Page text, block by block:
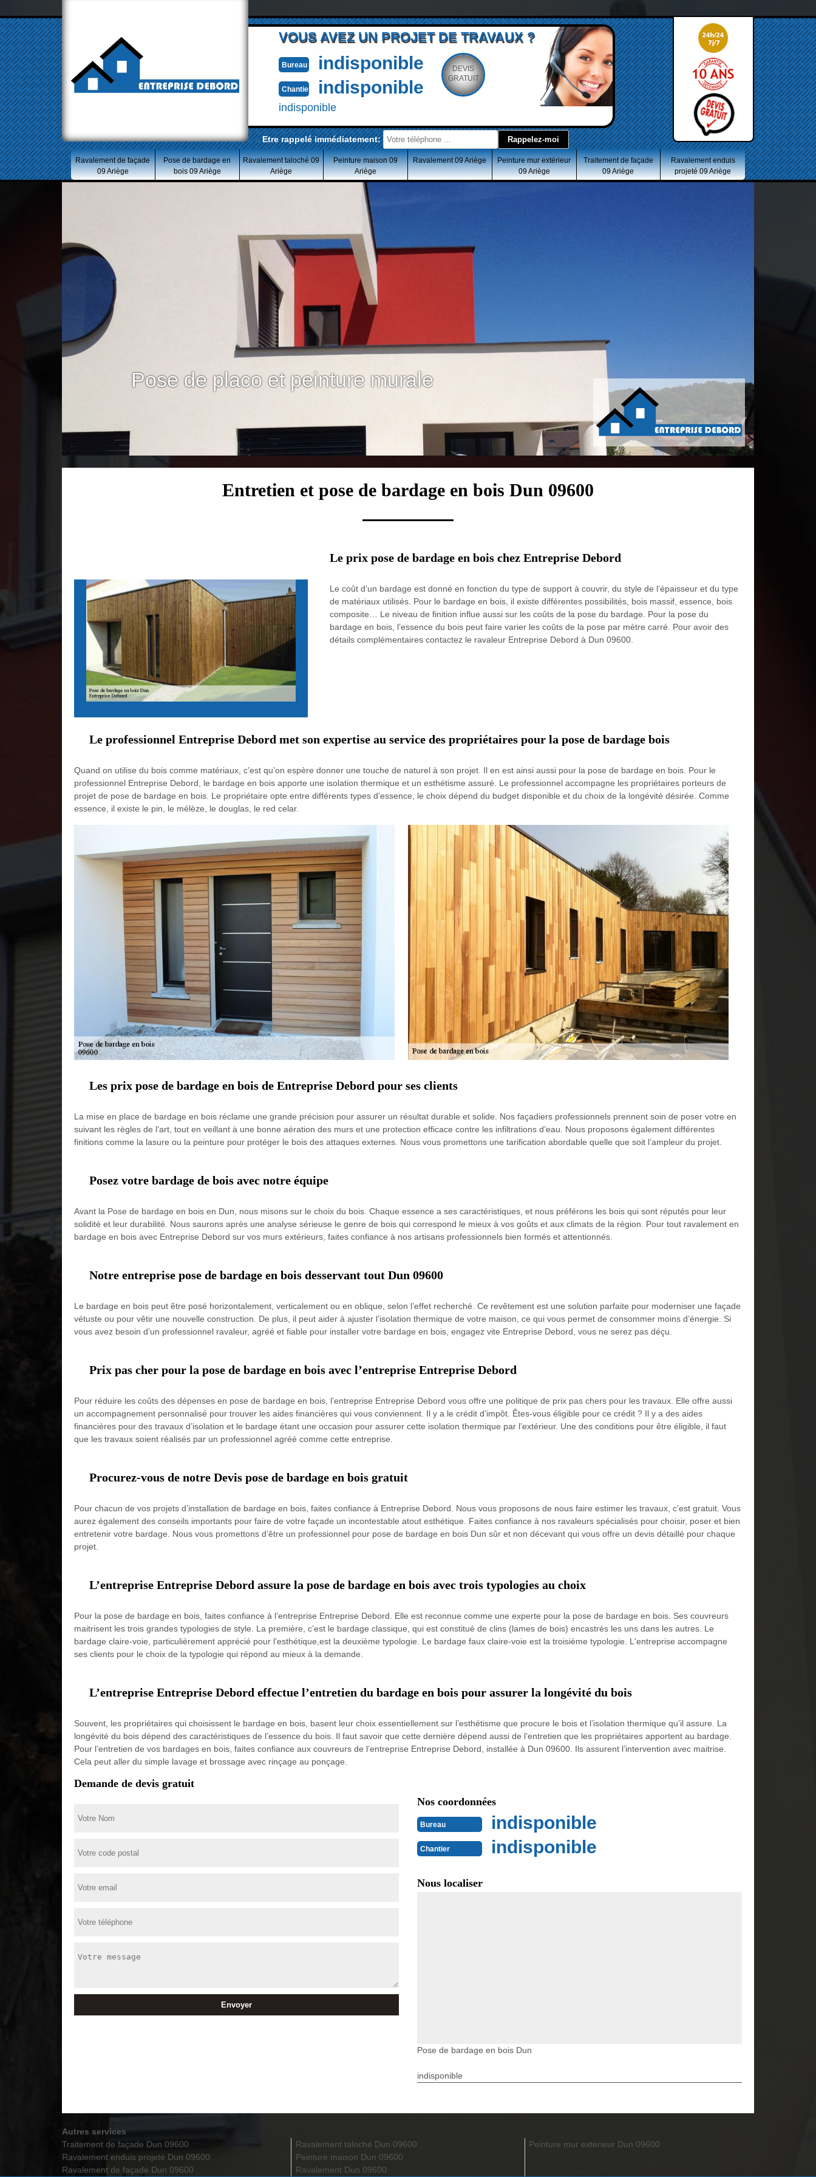
VOUS AVEZ UN PROJET DE TRAVAUX ?
Bureau indisponible
Chantier indisponible
indisponible
DEVIS
GRATUIT
Etre rappelé immédiatement:
Ravalement de façade
09 Ariège
Pose de bardage en
bois 09 Ariège
Ravalement taloché 09
Ariège
Peinture maison 09
Ariège
Ravalement 09 Ariège
Peinture mur extérieur
09 Ariège
Traitement de façade
09 Ariège
Ravalement enduis
projeté 09 Ariège
Pose de placo et peinture murale
Entretien et pose de bardage en bois Dun 09600
Le prix pose de bardage en bois chez Entreprise Debord
Le coût d’un bardage est donné en fonction du type de support à couvrir, du style de l’épaisseur et du type
de matériaux utilisés. Pour le bardage en bois, il existe différentes possibilités, bois massif, essence, bois
composite… Le niveau de finition influe aussi sur les coûts de la pose du bardage. Pour la pose du
bardage en bois, l’essence du bois peut faire varier les coûts de la pose par mètre carré. Pour avoir des
détails complémentaires contactez le ravaleur Entreprise Debord à Dun 09600.
Le professionnel Entreprise Debord met son expertise au service des propriétaires pour la pose de bardage bois
Quand on utilise du bois comme matériaux, c’est qu’on espère donner une touche de naturel à son projet. Il en est ainsi aussi pour la pose de bardage en bois. Pour le
professionnel Entreprise Debord, le bardage en bois apporte une isolation thermique et un esthétisme assuré. Le professionnel accompagne les propriétaires porteurs de
projet de pose de bardage en bois. Le propriétaire opte entre différents types d’essence, le choix dépend du budget disponible et du choix de la longévité désirée. Comme
essence, il existe le pin, le mélèze, le douglas, le red celar.
Les prix pose de bardage en bois de Entreprise Debord pour ses clients
La mise en place de bardage en bois réclame une grande précision pour assurer un résultat durable et solide. Nos façadiers professionnels prennent soin de poser votre en
suivant les règles de l’art, tout en veillant à une bonne aération des murs et une protection efficace contre les infiltrations d’eau. Nous proposons également différentes
finitions comme la lasure ou la peinture pour protéger le bois des attaques externes. Nous vous promettons une tarification abordable quelle que soit l’ampleur du projet.
Posez votre bardage de bois avec notre équipe
Avant la Pose de bardage en bois en Dun, nous misons sur le choix du bois. Chaque essence a ses caractéristiques, et nous préférons les bois qui sont réputés pour leur
solidité et leur durabilité. Nous saurons après une analyse sérieuse le genre de bois qui correspond le mieux à vos goûts et aux climats de la région. Pour tout ravalement en
bardage en bois avec Entreprise Debord sur vos murs extérieurs, faites confiance à nos artisans professionnels bien formés et attentionnés.
Notre entreprise pose de bardage en bois desservant tout Dun 09600
Le bardage en bois peut être posé horizontalement, verticalement ou en oblique, selon l’effet recherché. Ce revêtement est une solution parfaite pour moderniser une façade
vétuste ou pour vêtir une nouvelle construction. De plus, il peut aider à ajuster l’isolation thermique de votre maison, ce qui vous permet de consommer moins d’énergie. Si
vous avez besoin d’un professionnel ravaleur, agréé et fiable pour installer votre bardage en bois, engagez vite Entreprise Debord, vous ne serez pas déçu.
Prix pas cher pour la pose de bardage en bois avec l’entreprise Entreprise Debord
Pour réduire les coûts des dépenses en pose de bardage en bois, l’entreprise Entreprise Debord vous offre une politique de prix pas chers pour les travaux. Elle offre aussi
un accompagnement personnalisé pour trouver les aides financières qui vous conviennent. Il y a le crédit d’impôt. Êtes-vous éligible pour ce crédit ? Il y a des aides
financières pour des travaux d’isolation et le bardage étant une occasion pour assurer cette isolation thermique par l’extérieur. Une des conditions pour être éligible, il faut
que les travaux soient réalisés par un professionnel agréé comme cette entreprise.
Procurez-vous de notre Devis pose de bardage en bois gratuit
Pour chacun de vos projets d’installation de bardage en bois, faites confiance à Entreprise Debord. Nous vous proposons de nous faire estimer les travaux, c’est gratuit. Vous
aurez également des conseils importants pour faire de votre façade un incontestable atout esthétique. Faites confiance à nos ravaleurs spécialisés pour choisir, poser et bien
entretenir votre bardage. Nous vous promettons d’être un professionnel pour pose de bardage en bois Dun sûr et non décevant qui vous offre un devis détaillé pour chaque
projet.
L’entreprise Entreprise Debord assure la pose de bardage en bois avec trois typologies au choix
Pour la pose de bardage en bois, faites confiance à l’entreprise Entreprise Debord. Elle est reconnue comme une experte pour la pose de bardage en bois. Ses couvreurs
maitrisent les trois grandes typologies de style. La première, c’est le bardage classique, qui est constitué de clins (lames de bois) encastrés les uns dans les autres. Le
bardage claire-voie, particulièrement apprécié pour l’esthétique,est la deuxième typologie. Le bardage faux claire-voie est la troisième typologie. L'entreprise accompagne
ses clients pour le choix de la typologie qui répond au mieux à la demande.
L’entreprise Entreprise Debord effectue l’entretien du bardage en bois pour assurer la longévité du bois
Souvent, les propriétaires qui choisissent le bardage en bois, basent leur choix essentiellement sur l’esthétisme que procure le bois et l’isolation thermique qu’il assure. La
longévité du bois dépend des caractéristiques de l’essence du bois. Il faut savoir que cette dernière dépend aussi de l’entretien que les propriétaires apportent au bardage.
Pour l’entretien de vos bardages en bois, faites confiance aux couvreurs de l’entreprise Entreprise Debord, installée à Dun 09600. Ils assurent l’intervention avec maitrise.
Cela peut aller du simple lavage et brossage avec rinçage au ponçage.
Demande de devis gratuit
Nos coordonnées
Bureau indisponible
Chantier indisponible
Nous localiser
Pose de bardage en bois Dun
indisponible
Autres services
Traitement de façade Dun 09600
Ravalement enduis projeté Dun 09600
Ravalement de façade Dun 09600
Ravalement taloché Dun 09600
Peinture maison Dun 09600
Ravalement Dun 09600
Peinture mur extérieur Dun 09600